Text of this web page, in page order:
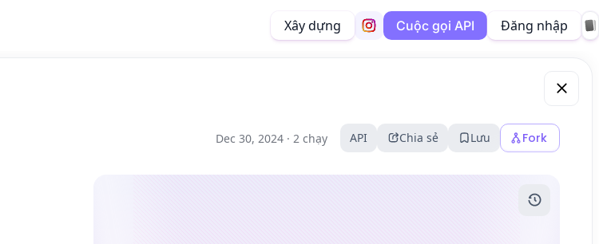
Xây dựng Cuộc gọi API Đăng nhập
Dec 30, 2024 · 2 chạy API Chia sẻ Lưu Fork